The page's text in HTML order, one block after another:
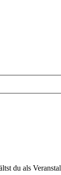
du als